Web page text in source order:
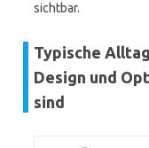
sichtbar.
Typische
Design und
sind